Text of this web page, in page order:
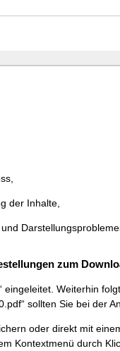
der Inhalte,
zum
eingeleitet. Weiterhin
sollten Sie bei der
oder direkt mit
Kontextmenü durch